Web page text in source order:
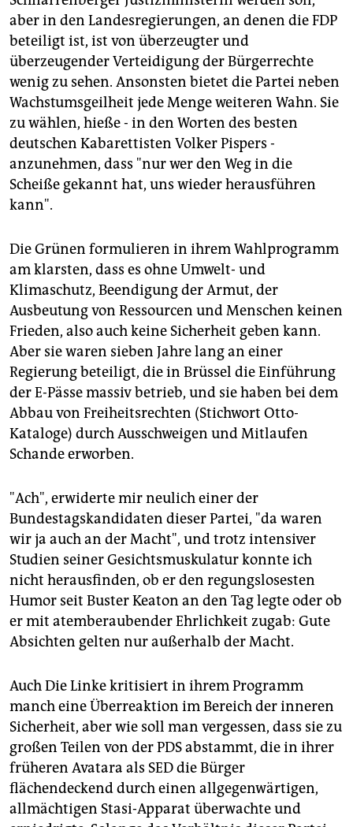
aber in den Landesregierungen, an denen die FDP
beteiligt ist, ist von überzeugter und
überzeugender Verteidigung der Bürgerrechte
wenig zu sehen. Ansonsten bietet die Partei neben
Wachstumsgeilheit jede Menge weiteren Wahn. Sie
zu wählen, hieße - in den Worten des besten
deutschen Kabarettisten Volker Pispers -
anzunehmen, dass "nur wer den Weg in die
Scheiße gekannt hat, uns wieder herausführen
kann".
Die Grünen formulieren in ihrem Wahlprogramm
am klarsten, dass es ohne Umwelt- und
Klimaschutz, Beendigung der Armut, der
Ausbeutung von Ressourcen und Menschen keinen
Frieden, also auch keine Sicherheit geben kann.
Aber sie waren sieben Jahre lang an einer
Regierung beteiligt, die in Brüssel die Einführung
der E-Pässe massiv betrieb, und sie haben bei dem
Abbau von Freiheitsrechten (Stichwort Otto-
Kataloge) durch Ausschweigen und Mitlaufen
Schande erworben.
"Ach", erwiderte mir neulich einer der
Bundestagskandidaten dieser Partei, "da waren
wir ja auch an der Macht", und trotz intensiver
Studien seiner Gesichtsmuskulatur konnte ich
nicht herausfinden, ob er den regungslosesten
Humor seit Buster Keaton an den Tag legte oder ob
er mit atemberaubender Ehrlichkeit zugab: Gute
Absichten gelten nur außerhalb der Macht.
Auch Die Linke kritisiert in ihrem Programm
manch eine Überreaktion im Bereich der inneren
Sicherheit, aber wie soll man vergessen, dass sie zu
großen Teilen von der PDS abstammt, die in ihrer
früheren Avatara als SED die Bürger
flächendeckend durch einen allgegenwärtigen,
allmächtigen Stasi-Apparat überwachte und